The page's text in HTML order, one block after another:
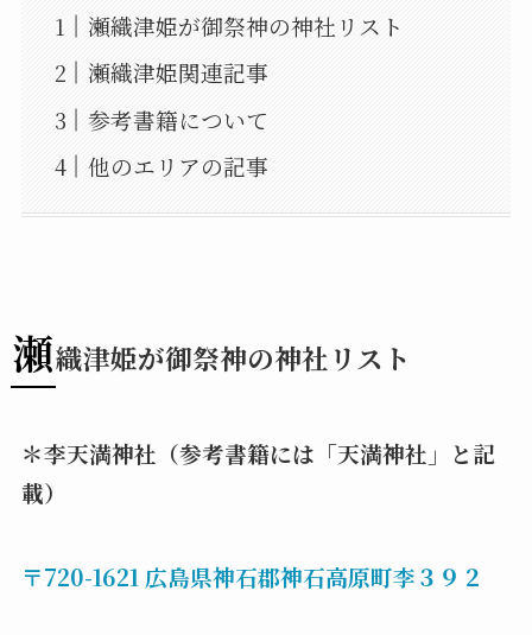
瀬織津姫が御祭神の神社リスト
瀬織津姫関連記事
参考書籍について
他のエリアの記事
瀬織津姫が御祭神の神社リスト
＊李天満神社（参考書籍には「天満神社」と記
載）
〒720-1621 広島県神石郡神石高原町李３９２